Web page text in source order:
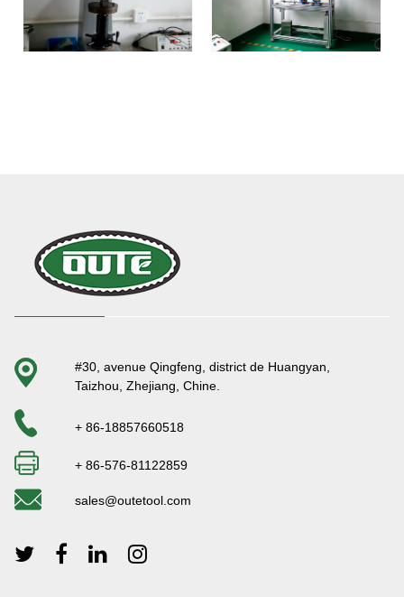
#30, avenue Qingfeng, district de Huangyan,
Taizhou, Zhejiang, Chine.
+ 86-18857660518
+ 86-576-81122859
sales@outetool.com